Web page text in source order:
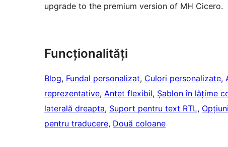
upgrade to the premium version of MH Cicero.
Funcționalități
Blog, Fundal personalizat, Culori personalizate,
reprezentative, Antet flexibil, Șablon în lățime
laterală dreapta, Suport pentru text RTL,
pentru traducere, Două coloane